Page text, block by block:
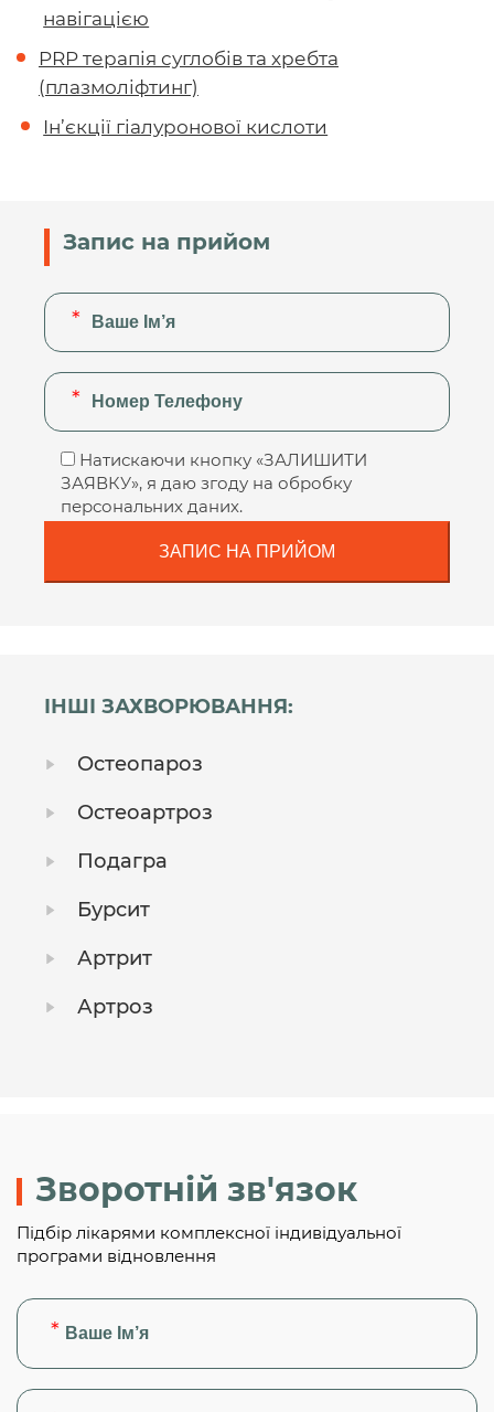
навігацією
PRP терапія суглобів та хребта
(плазмоліфтинг)
Ін’єкції гіалуронової кислоти
Запис на прийом
Натискаючи кнопку «ЗАЛИШИТИ
ЗАЯВКУ», я даю згоду на обробку
персональних даних.
ІНШІ ЗАХВОРЮВАННЯ:
Остеопароз
Остеоартроз
Подагра
Бурсит
Артрит
Артроз
Зворотній зв'язок
Підбір лікарями комплексної індивідуальної
програми відновлення